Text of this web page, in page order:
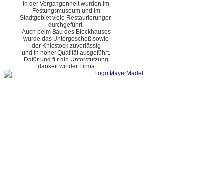
In der Vergangenheit wurden im
Festungsmuseum und im
Stadtgebiet viele Restaurierungen
durchgeführt.
Auch beim Bau des Blockhauses
wurde das Untergeschoß sowie
der Kniestock zuverlässig
und in hoher Qualität ausgeführt.
Dafür und für die Unterstützung
danken wir der Firma